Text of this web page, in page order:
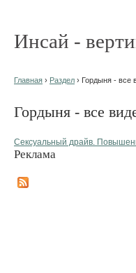
Инсай -
Главная › Раздел › Гордыня - все
Гордыня - все
Сексуальный драйв.
Реклама